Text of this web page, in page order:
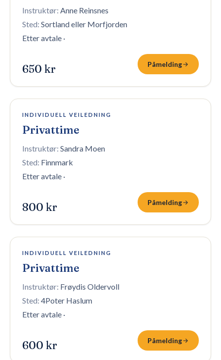
Instruktør: Anne Reinsnes
Sted: Sortland eller Morfjorden
Etter avtale ·
650 kr Påmelding
8 plasser igjen
INDIVIDUELL VEILEDNING
Privattime
Instruktør: Sandra Moen
Sted: Finnmark
Etter avtale ·
800 kr Påmelding
10 plasser igjen
INDIVIDUELL VEILEDNING
Privattime
Instruktør: Frøydis Oldervoll
Sted: 4Poter Haslum
Etter avtale ·
600 kr Påmelding